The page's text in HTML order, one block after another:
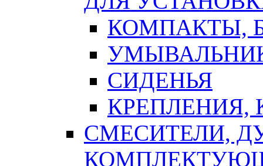
КОМПАКТЫ,
СИДЕНЬЯ
СМЕСИТЕЛИ,